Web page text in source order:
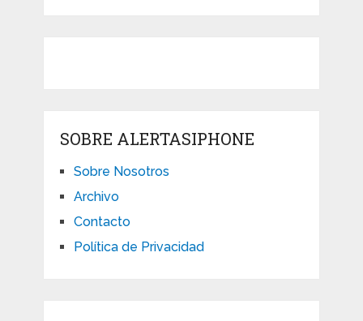
SOBRE ALERTASIPHONE
Sobre Nosotros
Archivo
Contacto
Política de Privacidad